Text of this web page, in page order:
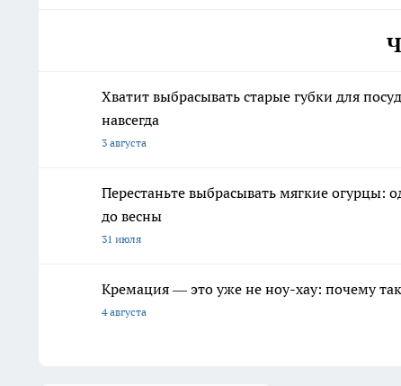
Хватит выбрасывать старые губки для
навсегда
3 августа
Перестаньте выбрасывать мягкие огурцы:
до весны
31 июля
Кремация — это уже не ноу-хау: почему
4 августа